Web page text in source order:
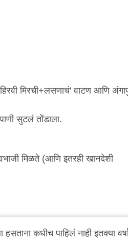
मिरची+लसणाचं' वाटण आणि
सुटलं तोंडाला.
मिळते (आणि इतरही खानदेशी
कधीच पाहिलं नाही इतक्या